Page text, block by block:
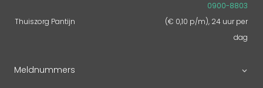
Thuiszorg Pantijn
0900-8803
(€ 0,10 p/m), 24 uur per
dag
Meldnummers